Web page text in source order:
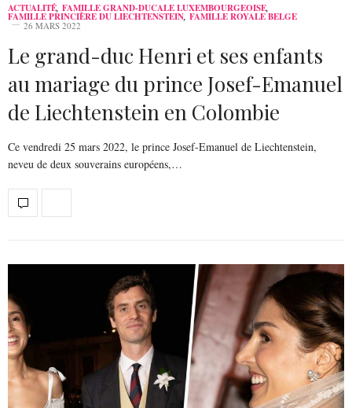
ACTUALITÉ, FAMILLE GRAND-DUCALE LUXEMBOURGEOISE,
FAMILLE PRINCIÈRE DU LIECHTENSTEIN, FAMILLE ROYALE BELGE
26 MARS 2022
Le grand-duc Henri et ses enfants
au mariage du prince Josef-Emanuel
de Liechtenstein en Colombie
Ce vendredi 25 mars 2022, le prince Josef-Emanuel de Liechtenstein,
neveu de deux souverains européens,…